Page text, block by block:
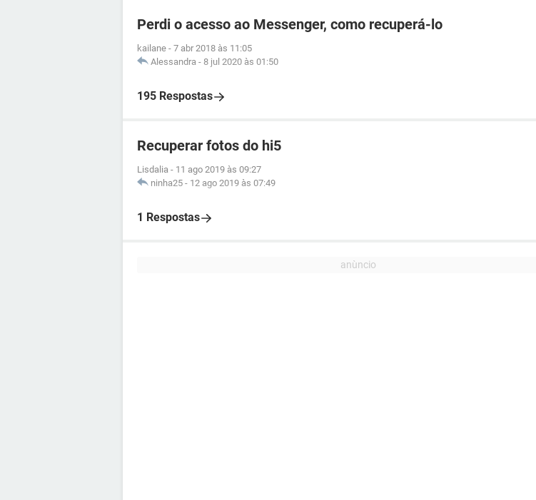
Perdi o acesso ao Messenger, como recuperá-lo
kailane - 7 abr 2018 às 11:05
Alessandra - 8 jul 2020 às 01:50
195 Respostas
Recuperar fotos do hi5
Lisdalia - 11 ago 2019 às 09:27
ninha25 - 12 ago 2019 às 07:49
1 Respostas